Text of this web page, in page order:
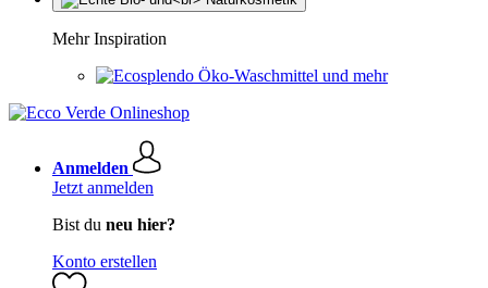
Mehr Inspiration
Öko-Waschmittel und mehr
Anmelden
Jetzt anmelden
Bist du neu hier?
Konto erstellen